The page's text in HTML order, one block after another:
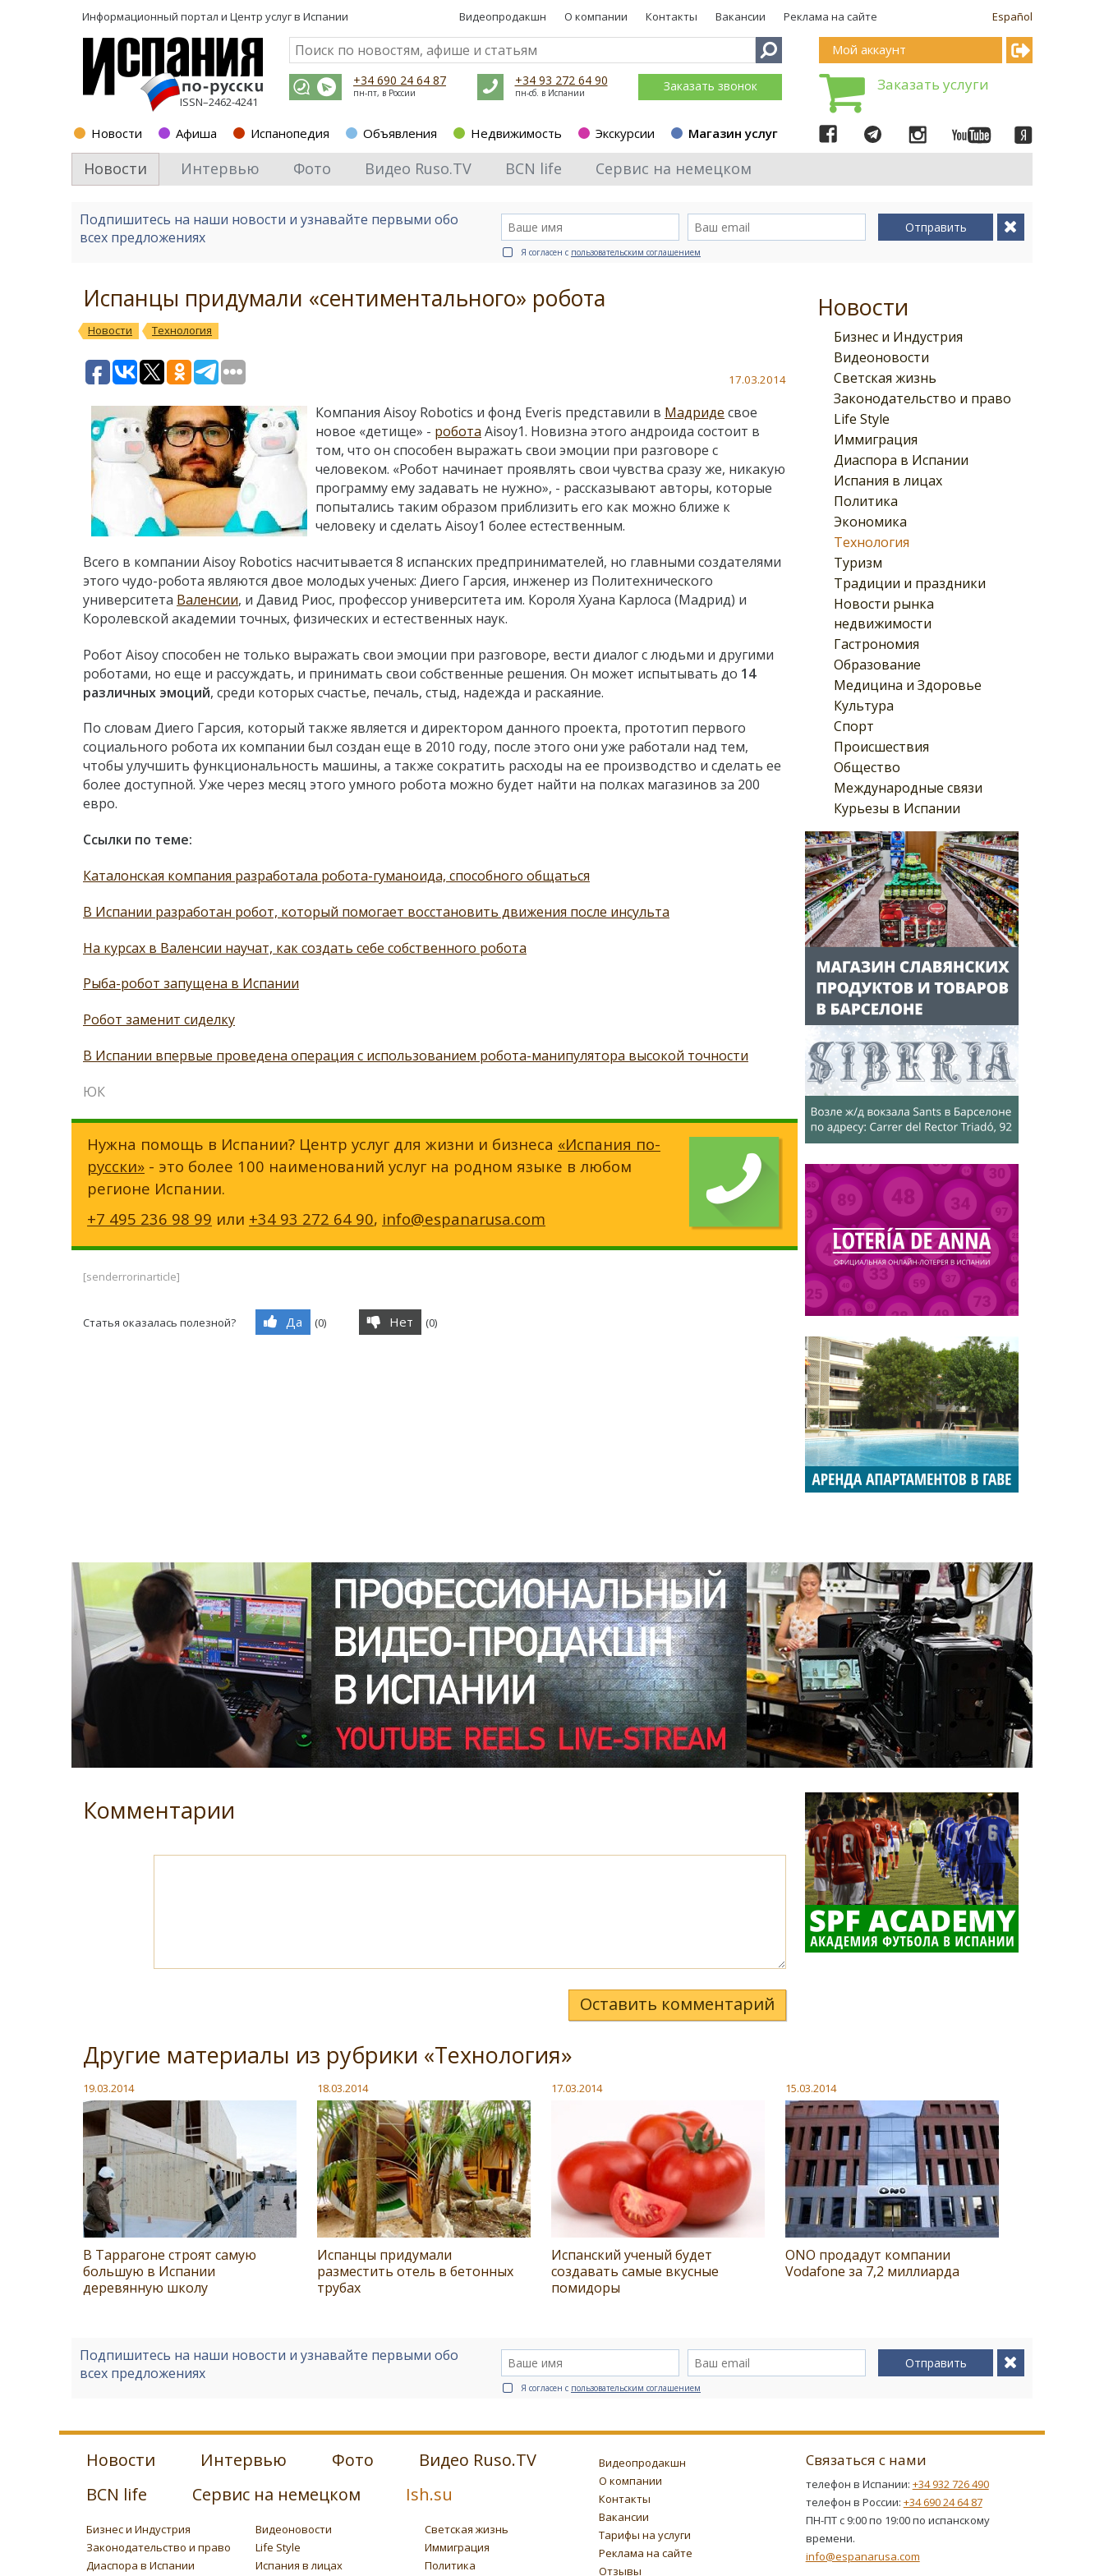
Информационный портал и Центр услуг в Испании Español
Видеопродакшн О компании Контакты Вакансии Реклама на сайте
ISSN–2462-4241
+34 690 24 64 87
пн-пт, в России
+34 93 272 64 90
пн-сб. в Испании Заказать звонок
Новости Афиша Испанопедия Объявления Недвижимость Экскурсии Магазин услуг
Мой аккаунт
Заказать услуги
Новости Интервью Фото Видео Ruso.TV BCN life Сервис на немецком
Подпишитесь на наши новости и узнавайте первыми обо
всех предложениях
Отправить
Я согласен с пользовательским соглашением
Новости
Бизнес и Индустрия
Видеоновости
Светская жизнь
Законодательство и право
Life Style
Иммиграция
Диаспора в Испании
Испания в лицах
Политика
Экономика
Технология
Туризм
Традиции и праздники
Новости рынка
недвижимости
Гастрономия
Образование
Медицина и Здоровье
Культура
Спорт
Происшествия
Общество
Международные связи
Курьезы в Испании
Испанцы придумали «сентиментального» робота
Новости Технология
17.03.2014
Компания Aisoy Robotics и фонд Everis представили в Мадриде свое
новое «детище» - робота Aisoy1. Новизна этого андроида состоит в
том, что он способен выражать свои эмоции при разговоре с
человеком. «Робот начинает проявлять свои чувства сразу же, никакую
программу ему задавать не нужно», - рассказывают авторы, которые
попытались таким образом приблизить его как можно ближе к
человеку и сделать Aisoy1 более естественным.
Всего в компании Aisoy Robotics насчитывается 8 испанских предпринимателей, но главными создателями
этого чудо-робота являются двое молодых ученых: Диего Гарсия, инженер из Политехнического
университета Валенсии, и Давид Риос, профессор университета им. Короля Хуана Карлоса (Мадрид) и
Королевской академии точных, физических и естественных наук.
Робот Aisoy способен не только выражать свои эмоции при разговоре, вести диалог с людьми и другими
роботами, но еще и рассуждать, и принимать свои собственные решения. Он может испытывать до 14
различных эмоций, среди которых счастье, печаль, стыд, надежда и раскаяние.
По словам Диего Гарсия, который также является и директором данного проекта, прототип первого
социального робота их компании был создан еще в 2010 году, после этого они уже работали над тем,
чтобы улучшить функциональность машины, а также сократить расходы на ее производство и сделать ее
более доступной. Уже через месяц этого умного робота можно будет найти на полках магазинов за 200
евро.
Ссылки по теме:
Каталонская компания разработала робота-гуманоида, способного общаться
В Испании разработан робот, который помогает восстановить движения после инсульта
На курсах в Валенсии научат, как создать себе собственного робота
Рыба-робот запущена в Испании
Робот заменит сиделку
В Испании впервые проведена операция с использованием робота-манипулятора высокой точности
ЮК
Нужна помощь в Испании? Центр услуг для жизни и бизнеса «Испания по-
русски» - это более 100 наименований услуг на родном языке в любом
регионе Испании.
+7 495 236 98 99 или +34 93 272 64 90, info@espanarusa.com
[senderrorinarticle]
Статья оказалась полезной? Да (0) Нет (0)
Комментарии
Оставить комментарий
Другие материалы из рубрики «Технология»
19.03.2014
В Таррагоне строят самую
большую в Испании
деревянную школу
18.03.2014
Испанцы придумали
разместить отель в бетонных
трубах
17.03.2014
Испанский ученый будет
создавать самые вкусные
помидоры
15.03.2014
ONO продадут компании
Vodafone за 7,2 миллиарда
Подпишитесь на наши новости и узнавайте первыми обо
всех предложениях
Отправить
Я согласен с пользовательским соглашением
Новости Интервью Фото
Видео Ruso.TV
BCN life
Сервис на немецком Ish.su
Бизнес и Индустрия Видеоновости
Светская жизнь
Законодательство и право
Life Style
Иммиграция
Диаспора в Испании
Испания в лицах
Политика
Видеопродакшн
О компании
Контакты
Вакансии
Тарифы на услуги
Реклама на сайте
Отзывы
Связаться с нами
телефон в Испании: +34 932 726 490
телефон в России: +34 690 24 64 87
ПН-ПТ с 9:00 по 19:00 по испанскому
времени.
info@espanarusa.com